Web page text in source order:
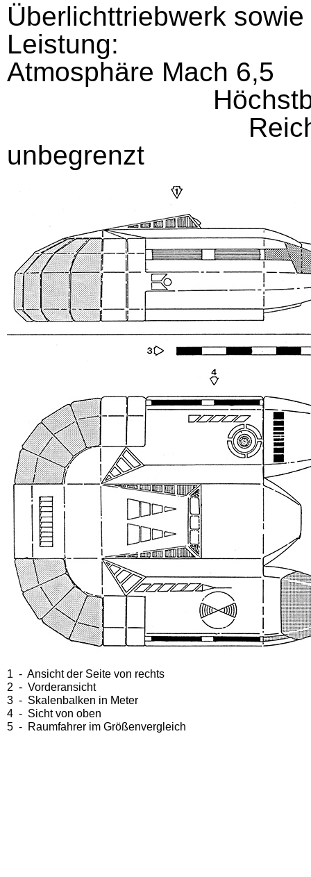
Überlichttriebwerk
Leistung:
Atmosphäre Mach 6,5
Reichweite bei
unbegrenzt
1 - Ansicht der Seite von rechts
2 - Vorderansicht
3 - Skalenbalken in Meter
4 - Sicht von oben
5 - Raumfahrer im Größenvergleich